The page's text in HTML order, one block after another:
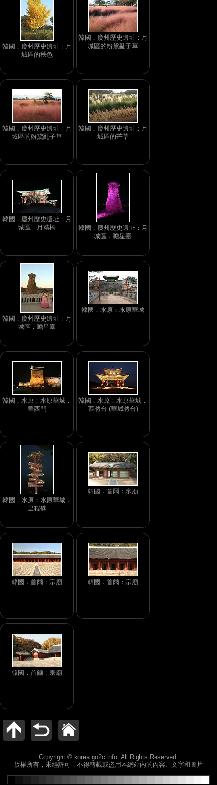
韓國．慶州歷史遺址：月
城區的秋色
韓國．慶州歷史遺址：月
城區的粉黛亂子草
韓國．慶州歷史遺址：月
城區的粉黛亂子草
韓國．慶州歷史遺址：月
城區的芒草
韓國．慶州歷史遺址：月
城區．月精橋
韓國．慶州歷史遺址：月
城區．瞻星臺
韓國．慶州歷史遺址：月
城區．瞻星臺
韓國．水原：水原華城
韓國．水原：水原華城．
華西門
韓國．水原：水原華城．
西將台 (華城將台)
韓國．水原：水原華城．
里程碑
韓國．首爾：宗廟
韓國．首爾：宗廟 韓國．首爾：宗廟
韓國．首爾：宗廟
Copyright © korea.go2c.info. All Rights Reserved.
版權所有，未經許可，不得轉載或盜用本網站內的內容、文字和圖片